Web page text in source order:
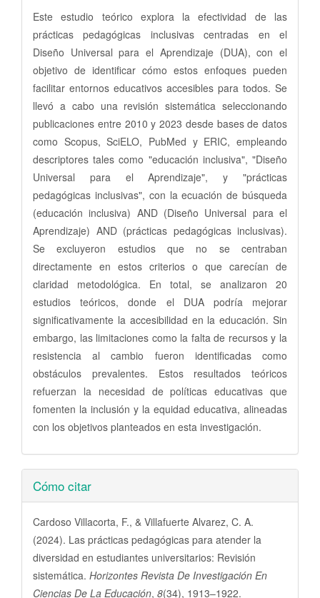
Este estudio teórico explora la efectividad de las
prácticas pedagógicas inclusivas centradas en el
Diseño Universal para el Aprendizaje (DUA), con el
objetivo de identificar cómo estos enfoques pueden
facilitar entornos educativos accesibles para todos. Se
llevó a cabo una revisión sistemática seleccionando
publicaciones entre 2010 y 2023 desde bases de datos
como Scopus, SciELO, PubMed y ERIC, empleando
descriptores tales como "educación inclusiva", "Diseño
Universal para el Aprendizaje", y "prácticas
pedagógicas inclusivas", con la ecuación de búsqueda
(educación inclusiva) AND (Diseño Universal para el
Aprendizaje) AND (prácticas pedagógicas inclusivas).
Se excluyeron estudios que no se centraban
directamente en estos criterios o que carecían de
claridad metodológica. En total, se analizaron 20
estudios teóricos, donde el DUA podría mejorar
significativamente la accesibilidad en la educación. Sin
embargo, las limitaciones como la falta de recursos y la
resistencia al cambio fueron identificadas como
obstáculos prevalentes. Estos resultados teóricos
refuerzan la necesidad de políticas educativas que
fomenten la inclusión y la equidad educativa, alineadas
con los objetivos planteados en esta investigación.
Detalles
del
artículo
Cómo citar
Cardoso Villacorta, F., & Villafuerte Alvarez, C. A.
(2024). Las prácticas pedagógicas para atender la
diversidad en estudiantes universitarios: Revisión
sistemática. Horizontes Revista De Investigación En
Ciencias De La Educación, 8(34), 1913–1922.